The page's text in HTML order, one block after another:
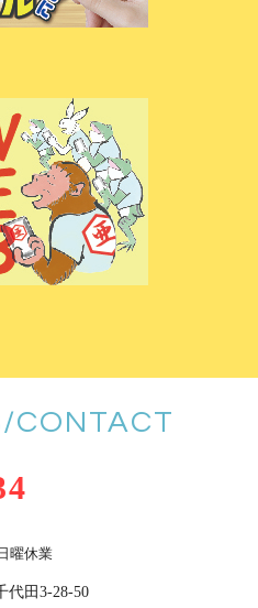
CONTACT
曜休業
代田3-28-50